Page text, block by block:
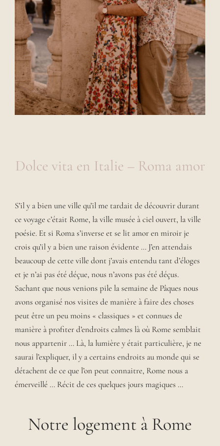
Dolce vita en Italie – Roma amor
S’il y a bien une ville qu’il me tardait de découvrir durant
ce voyage c’était Rome, la ville musée à ciel ouvert, la ville
poésie. Et si Roma s’inverse et se lit amor en miroir je
crois qu’il y a bien une raison évidente … J’en attendais
beaucoup de cette ville dont j’avais entendu tant d’éloges
et je n’ai pas été déçue, nous n’avons pas été déçus.
Sachant que nous venions pile la semaine de Pâques nous
avons organisé nos visites de manière à faire des choses
peut être un peu moins « classiques » et connues de
manière à profiter d’endroits calmes là où Rome semblait
nous appartenir … Là, la lumière y était particulière, je ne
saurai l’expliquer, il y a certains endroits au monde qui se
détachent de ce que l’on peut connaitre, Rome nous a
émerveillé … Récit de ces quelques jours magiques …
Notre logement à Rome